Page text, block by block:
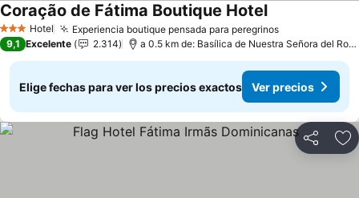
3 Estrellas
Hotel Experiencia boutique pensada para peregrinosVer precios
Coração de Fátima Boutique HotelVer precios
9,1 Excelente 2.314 a 0.5 km de: Basílica de Nuestra Señora del
Elige fechas para ver los precios exactos Ver precios
Compartir